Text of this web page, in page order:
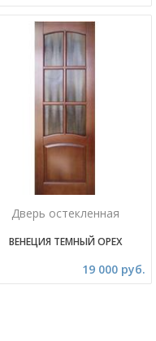
Дверь остекленная
ВЕНЕЦИЯ ТЕМНЫЙ ОРЕХ
19 000 руб.